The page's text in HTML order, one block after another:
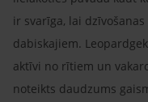
ir svarīga, lai
dabiskajiem.
aktīvi no rītiem un
noteikts daudzums